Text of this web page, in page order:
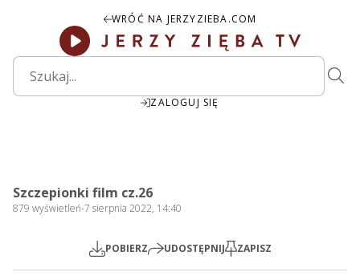
WRÓĆ NA JERZYZIEBA.COM
ZALOGUJ SIĘ
Szczepionki film cz.26
879 wyświetleń-7 sierpnia 2022, 14:40
POBIERZ UDOSTĘPNIJ ZAPISZ